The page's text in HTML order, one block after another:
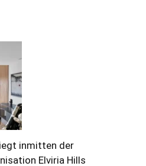
inmitten der
Elviria Hills